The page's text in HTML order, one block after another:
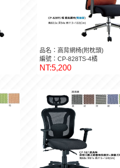
品名：高背網椅(附枕頭)
編號：CP-828TS-4橘
NT:5,200